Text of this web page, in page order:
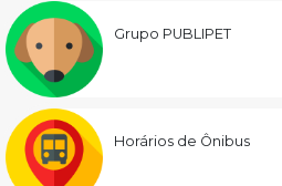
Grupo PUBLIPET
Horários de Ônibus